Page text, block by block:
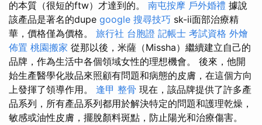
的本質（很短的ftw）才達到的。 南屯按摩 戶外婚禮 據說
該產品是著名的dupe google 搜尋技巧 sk-ii面部治療精
華，價格僅為價格。 旅行社 台胞證 記帳士 考試資格 外燴
佈置 桃園搬家 從那以後，米薩（Missha）繼續建立自己的
品牌，作為生活中各個領域女性的理想機會。 後來，他開
始生產醫學化妝品來照顧有問題和病態的皮膚，在這個方向
上發揮了領導作用。 逢甲 整骨 現在，該品牌提供了許多產
品系列，所有產品系列都用於解決特定的問題和護理乾燥，
敏感或油性皮膚，擺脫顏料斑點，防止陽光和治療傷害。